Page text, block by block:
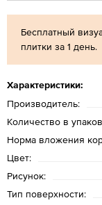
Бесплатный
плитки за 1 день.
Характеристики:
Производитель:
Количество в
Норма вложения
Цвет:
Рисунок:
Тип поверхности: